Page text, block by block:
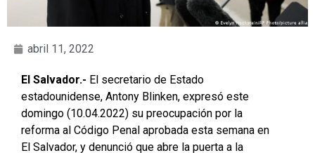
abril 11, 2022
El Salvador.- El secretario de Estado
estadounidense, Antony Blinken, expresó este
domingo (10.04.2022) su preocupación por la
reforma al Código Penal aprobada esta semana en
El Salvador, y denunció que abre la puerta a la